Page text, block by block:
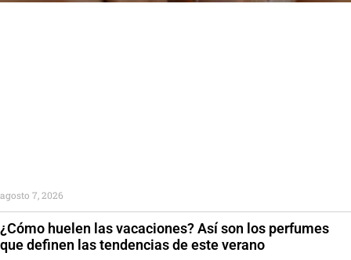
¿Cómo huelen las vacaciones? Así son los perfumes
que definen las tendencias de este verano
agosto 7, 2026